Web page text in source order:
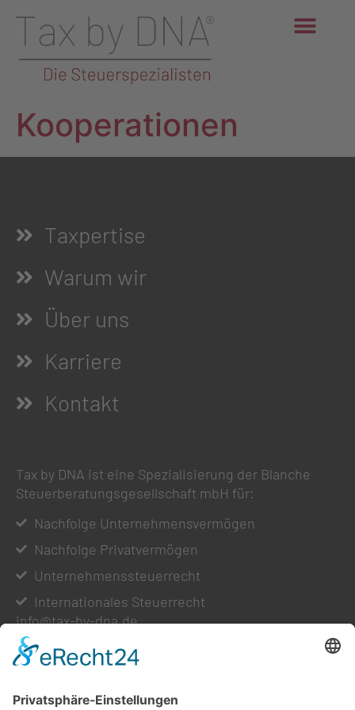
Kooperationen
Taxpertise
Warum wir
Über uns
Karriere
Kontakt
Tax by DNA ist eine Spezialisierung der Blanche
Steuerberatungsgesellschaft mbH für:
Nachfolge Unternehmensvermögen
Nachfolge Privatvermögen
Unternehmenssteuerrecht
Internationales Steuerrecht
info@tax-by-dna.de
Tax by DNA